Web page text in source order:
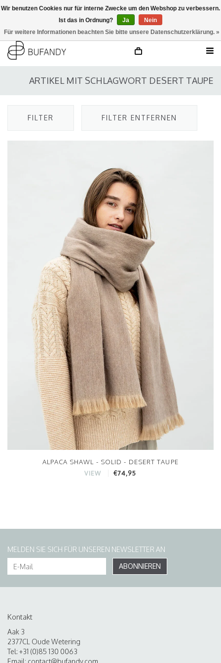
ARTIKEL MIT SCHLAGWORT DESERT TAUPE
FILTER FILTER ENTFERNEN
ALPACA SHAWL - SOLID - DESERT TAUPE
VIEW €74,95
MELDEN SIE SICH FÜR UNSEREN NEWSLETTER AN
ABONNIEREN
Kontakt
Aak 3
2377CL Oude Wetering
Tel: +31 (0)85 130 0063
Email: contact@bufandy.com
Wir benutzen Cookies nur für interne Zwecke um den Webshop zu verbessern.
Ist das in Ordnung?
Ja
Nein
Für weitere Informationen beachten Sie bitte unsere Datenschutzerklärung. »